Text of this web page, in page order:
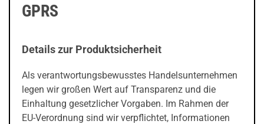
GPRS
Details zur Produktsicherheit
Als verantwortungsbewusstes Handelsunternehmen
legen wir großen Wert auf Transparenz und die
Einhaltung gesetzlicher Vorgaben. Im Rahmen der
EU-Verordnung sind wir verpflichtet, Informationen